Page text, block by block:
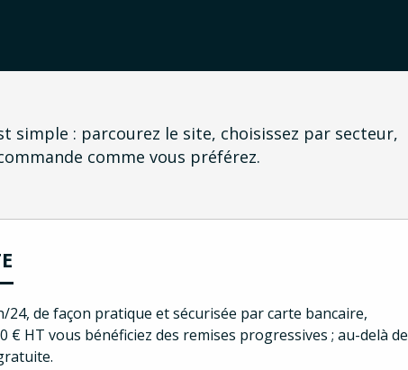
simple : parcourez le site, choisissez par secteur,
comme vous préférez.
24, de façon pratique et sécurisée par carte bancaire,
€ HT vous bénéficiez des remises progressives ; au-delà de